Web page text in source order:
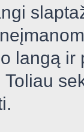
langą